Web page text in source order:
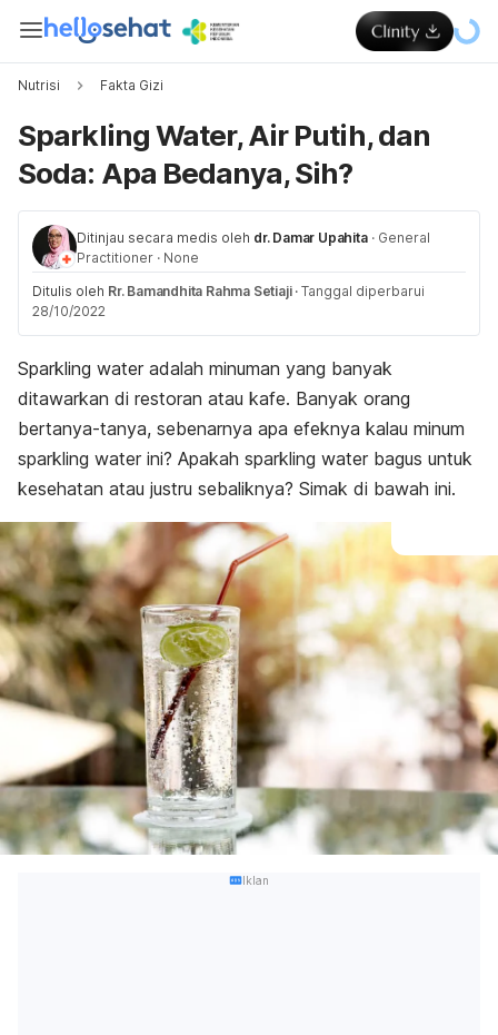
Nutrisi Fakta Gizi
Sparkling Water, Air Putih, dan
Soda: Apa Bedanya, Sih?
Ditinjau secara medis oleh dr. Damar Upahita · General
Practitioner · None
Ditulis oleh Rr. Bamandhita Rahma Setiaji · Tanggal diperbarui
28/10/2022
Sparkling water adalah minuman yang banyak
ditawarkan di restoran atau kafe. Banyak orang
bertanya-tanya, sebenarnya apa efeknya kalau minum
sparkling water ini? Apakah sparkling water bagus untuk
kesehatan atau justru sebaliknya? Simak di bawah ini.
Iklan